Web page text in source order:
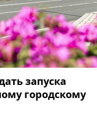
запуска
городскому